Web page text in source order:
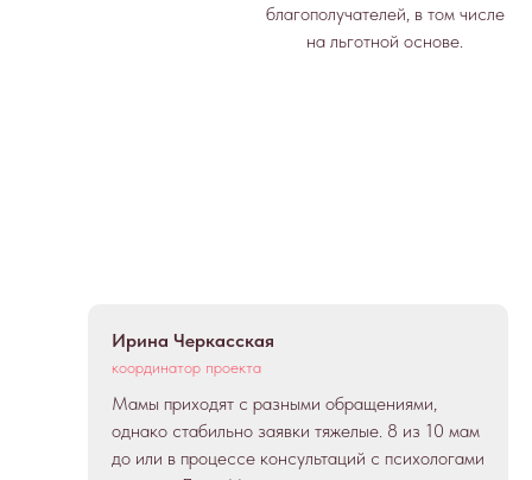
благополучателей, в том числе
на льготной основе.
Ирина Черкасская
координатор проекта
Мамы приходят с разными обращениями,
однако стабильно заявки тяжелые. 8 из 10 мам
до или в процессе консультаций с психологами